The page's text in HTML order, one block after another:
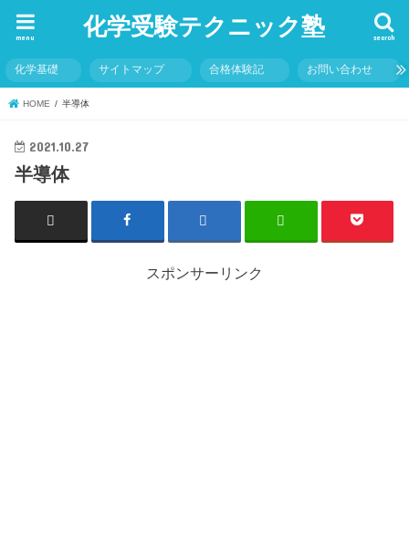
化学受験テクニック塾 search
menu
化学基礎 サイトマップ 合格体験記 お問い合わせ
HOME 半導体
2021.10.27
半導体
スポンサーリンク